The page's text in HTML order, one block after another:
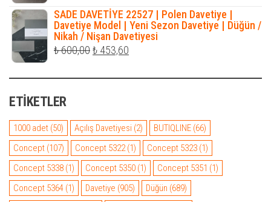
fiyat:
₺ 9.300,00.fiyat:
₺ 9.100,00.
SADE DAVETİYE 22527 | Polen Davetiye |
Davetiye Model | Yeni Sezon Davetiye | Düğün /
Nikah / Nişan Davetiyesi
₺600,00Orijinal
₺ 453,60
ETIKETLER
1000 adet (50) Açılış Davetiyesi (2) BUTIQLINE (66)
Concept (107) Concept 5322(1) Concept 5323 (1)
Concept 5338 (1) Concept 5350 (1) Concept 5351 (1)
Concept 5364 (1) Davetiye (905) Düğün (689)